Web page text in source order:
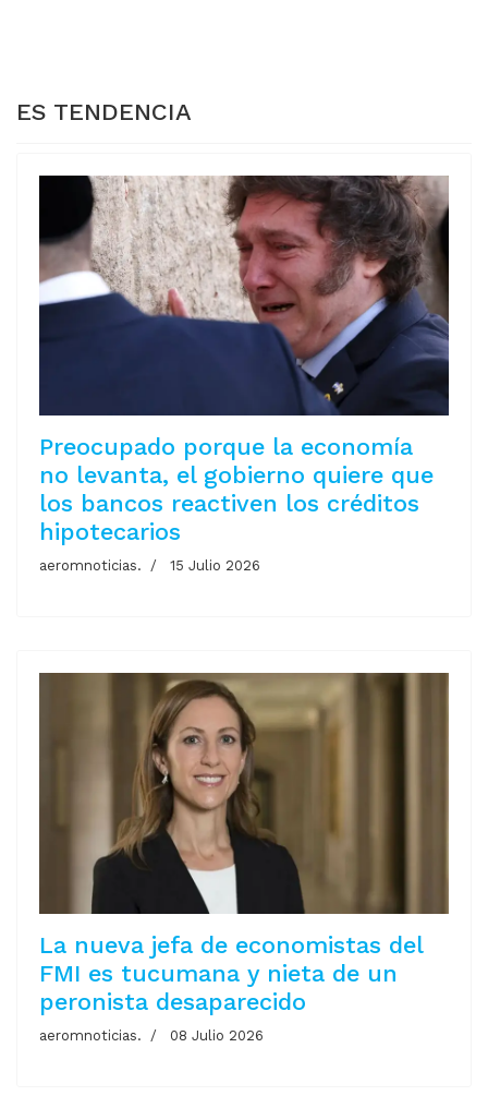
ES TENDENCIA
Preocupado porque la economía
no levanta, el gobierno quiere que
los bancos reactiven los créditos
hipotecarios
aeromnoticias. 15 Julio 2026
La nueva jefa de economistas del
FMI es tucumana y nieta de un
peronista desaparecido
aeromnoticias. 08 Julio 2026